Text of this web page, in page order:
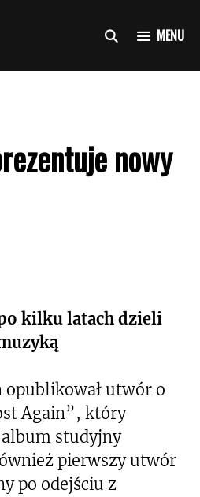
MENU
nowy
kilku latach dzieli
opublikował utwór o
Again”, który
studyjny
pierwszy utwór
po odejściu z